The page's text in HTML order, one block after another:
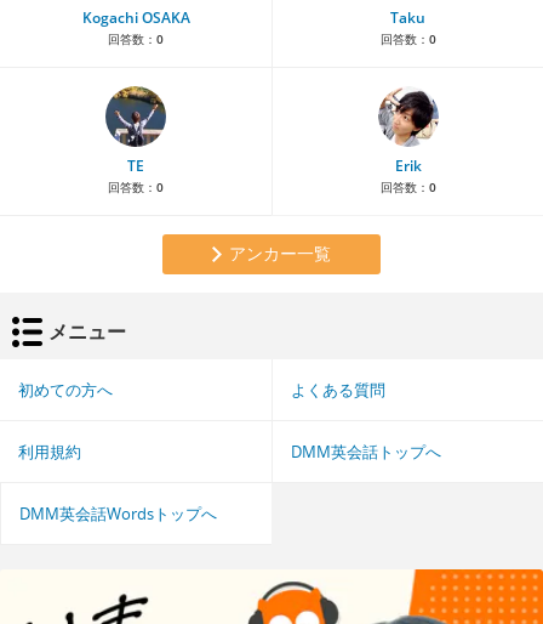
Kogachi OSAKA
回答数： 0
Taku
回答数： 0
TE
回答数： 0
Erik
回答数： 0
アンカー一覧
メニュー
初めての方へ よくある質問
利用規約 DMM英会話トップへ
DMM英会話Wordsトップへ